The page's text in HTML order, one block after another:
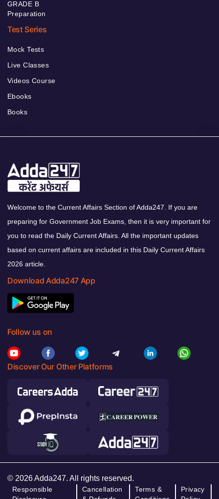
GRADE B
Preparation
Test Series
Mock Tests
Live Classes
Videos Course
Ebooks
Books
Welcome to the Current Affairs Section of Adda247. If you are
preparing for Government Job Exams, then it is very important for
you to read the Daily Current Affairs. All the important updates
based on current affairs are included in this Daily Current Affairs
2026 article.
Download Adda247 App
Follow us on
Discover Our Other Platforms
© 2026 Adda247. All rights reserved.
Responsible
Cancellation
Terms &
Privacy